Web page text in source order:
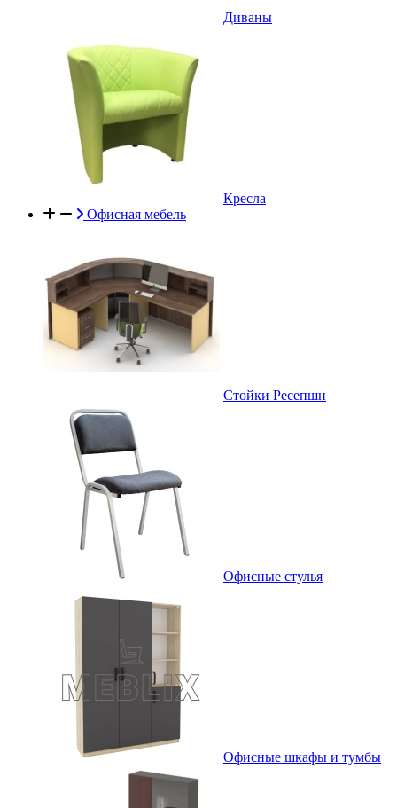
Диваны
Кресла
Офисная мебель
Стойки Ресепшн
Офисные стулья
Офисные шкафы и тумбы